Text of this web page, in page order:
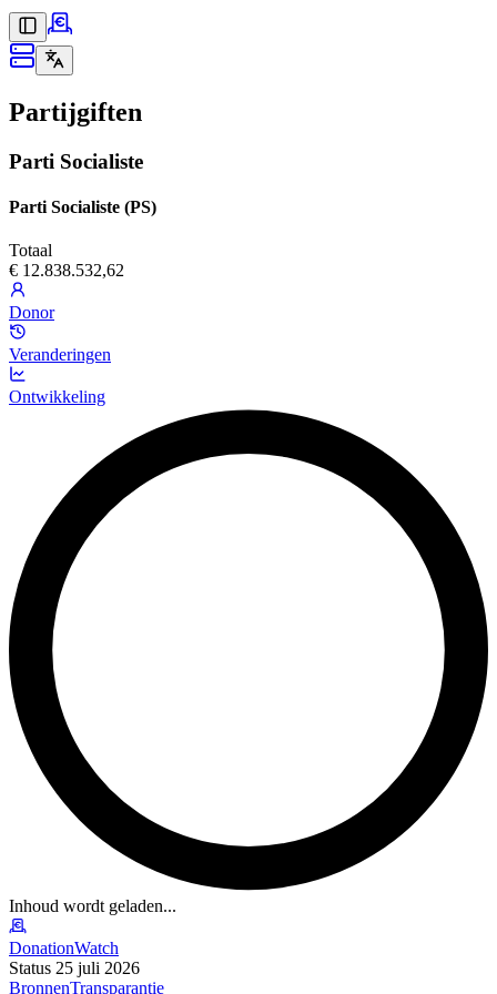
Partijgiften
Parti Socialiste
Parti Socialiste (PS)
Totaal
€ 12.838.532,62
Donor
Veranderingen
Ontwikkeling
Inhoud wordt geladen...
DonationWatch
Status 25 juli 2026
BronnenTransparantie